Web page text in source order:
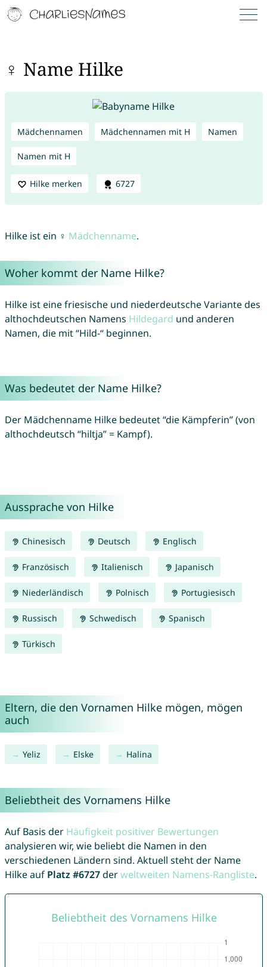
♀ Name Hilke
Mädchennamen Mädchennamen mit H Namen
Namen mit H
Hilke merken 6727
Hilke ist ein ♀ Mädchenname.
Woher kommt der Name Hilke?
Hilke ist eine friesische und niederdeutsche Variante des
althochdeutschen Namens Hildegard und anderen
Namen, die mit “Hild-“ beginnen.
Was bedeutet der Name Hilke?
Der Mädchenname Hilke bedeutet “die Kämpferin” (von
althochdeutsch “hiltja” = Kampf).
Aussprache von Hilke
Chinesisch Deutsch Englisch
Französisch Italienisch Japanisch
Niederländisch Polnisch Portugiesisch
Russisch Schwedisch Spanisch
Türkisch
Eltern, die den Vornamen Hilke mögen, mögen
auch
Yeliz Elske Halina
Beliebtheit des Vornamens Hilke
Auf Basis der Häufigkeit positiver Bewertungen
analysieren wir, wie beliebt die Namen in den
verschiedenen Ländern sind. Aktuell steht der Name
Hilke auf Platz #6727derweltweiten Namens-Rangliste.